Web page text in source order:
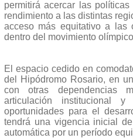
permitirá acercar las
rendimiento a las distintas
acceso más equitativo a las
dentro del movimiento
El espacio cedido en
del Hipódromo Rosario, en
con otras dependencias
articulación institucional
oportunidades para el
tendrá una vigencia inicial
automática por un período